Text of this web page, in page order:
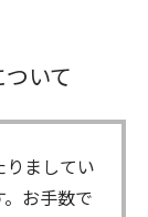
いて
ましてい
お手数で